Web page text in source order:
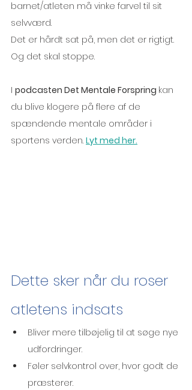
barnet/atleten må vinke farvel til sit
selvværd.
Det er hårdt sat på, men det er rigtigt.
Og det skal stoppe.
I podcasten Det Mentale Forspring kan
du blive klogere på flere af de
spændende mentale områder i
sportens verden. Lyt med her.
Dette sker når du roser
atletens indsats
Bliver mere tilbøjelig til at søge nye
udfordringer.
Føler selvkontrol over, hvor godt de
præsterer.